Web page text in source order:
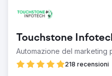
Touchstone
Automazione del marketing
218 recensioni